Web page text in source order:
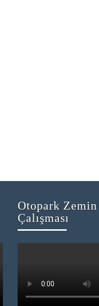
Otopark Zemin
Çalışması